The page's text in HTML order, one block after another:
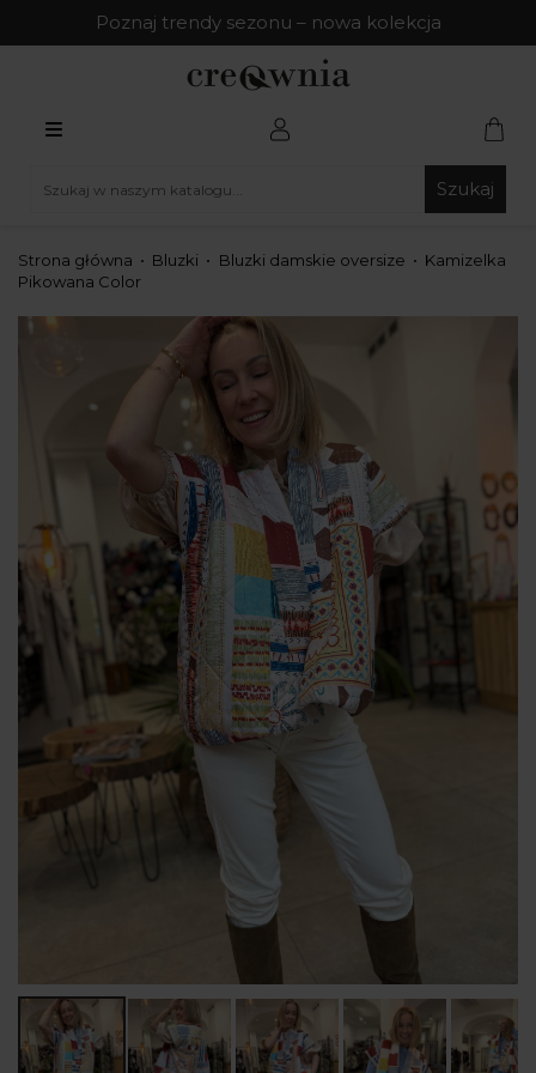
Poznaj trendy sezonu – nowa kolekcja
Szukaj
Strona główna Bluzki Bluzki damskie oversize
Kamizelka
Pikowana Color